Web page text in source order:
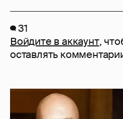
31
Войдите в аккаунт,
оставлять